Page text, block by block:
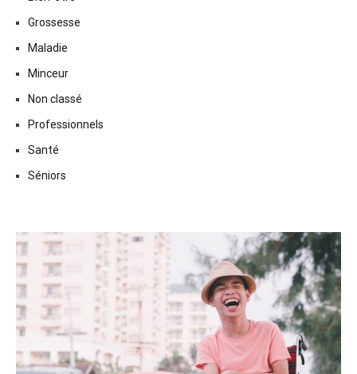
Grossesse
Maladie
Minceur
Non classé
Professionnels
Santé
Séniors